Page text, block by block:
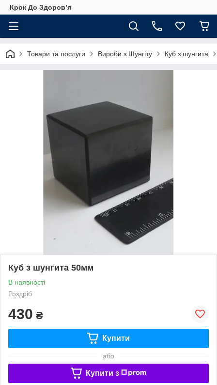
Крок До Здоровʼя
Товари та послуги Вироби з Шунгіту Куб з шунгита
Куб з шунгита 50мм
В наявності
Роздріб
430 ₴
Купити
або
Купити з